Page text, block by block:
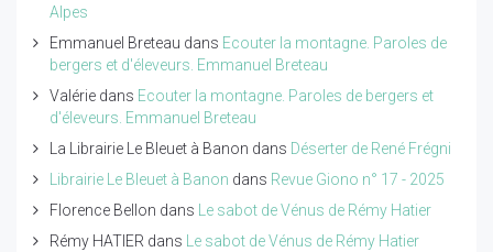
Alpes
Emmanuel Breteau dans Ecouter la montagne. Paroles de
bergers et d'éleveurs. Emmanuel Breteau
Valérie dans Ecouter la montagne. Paroles de bergers et
d'éleveurs. Emmanuel Breteau
La Librairie Le Bleuet à Banon dans Déserter de René Frégni
Librairie Le Bleuet à Banon dans Revue Giono n° 17 - 2025
Florence Bellon dans
Le sabot de Vénus de Rémy Hatier
Rémy HATIER dans
Le sabot de Vénus de Rémy Hatier